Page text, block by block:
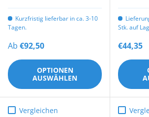
Kurzfristig lieferbar in ca. 3-10
Tagen.
Ab €92,50
OPTIONEN
AUSWÄHLEN
Stk. auf
€44,35
Vergleichen